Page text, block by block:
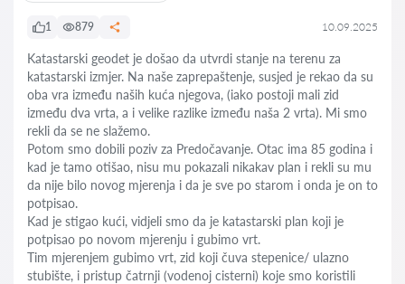
1 879 10.09.2025
Katastarski geodet je došao da utvrdi stanje na terenu za
katastarski izmjer. Na naše zaprepaštenje, susjed je rekao da su
oba vra između naših kuća njegova, (iako postoji mali zid
između dva vrta, a i velike razlike između naša 2 vrta). Mi smo
rekli da se ne slažemo.
Potom smo dobili poziv za Predočavanje. Otac ima 85 godina i
kad je tamo otišao, nisu mu pokazali nikakav plan i rekli su mu
da nije bilo novog mjerenja i da je sve po starom i onda je on to
potpisao.
Kad je stigao kući, vidjeli smo da je katastarski plan koji je
potpisao po novom mjerenju i gubimo vrt.
Tim mjerenjem gubimo vrt, zid koji čuva stepenice/ ulazno
stubište, i pristup čatrnji (vodenoj cisterni) koje smo koristili